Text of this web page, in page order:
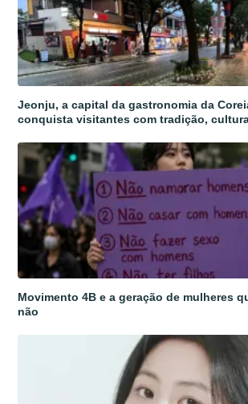
Jeonju, a capital da gastronomia da
conquista visitantes com tradição,
Movimento 4B e a geração de mulheres
não